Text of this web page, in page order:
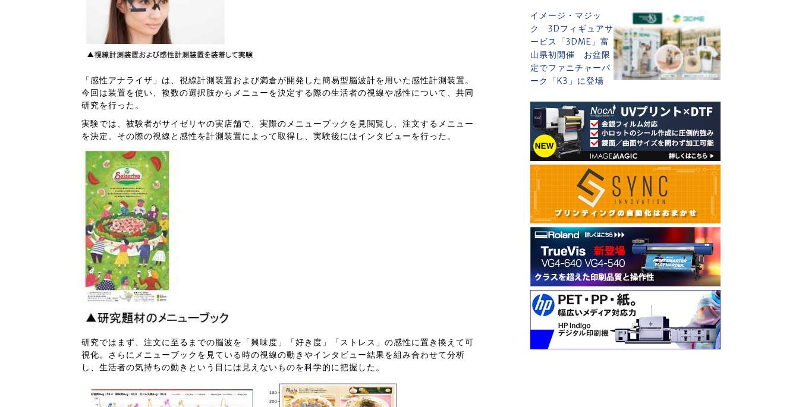
「感性アナライザ」は、視線計測装置および満倉が開発した簡易型脳波計を用いた感性計測装置。
今回は装置を使い、複数の選択肢からメニューを決定する際の生活者の視線や感性について、共同
研究を行った。
実験では、被験者がサイゼリヤの実店舗で、実際のメニューブックを見閲覧し、注文するメニュー
を決定。その際の視線と感性を計測装置によって取得し、実験後にはインタビューを行った。
研究ではまず、注文に至るまでの脳波を「興味度」「好き度」「ストレス」の感性に置き換えて可
視化。さらにメニューブックを見ている時の視線の動きやインタビュー結果を組み合わせて分析
し、生活者の気持ちの動きという目には見えないものを科学的に把握した。
イメージ・マジッ
ク 3Dフィギュアサ
ービス「3DME」富
山県初開催 お盆限
定でファニチャーパ
ーク「K3」に登場